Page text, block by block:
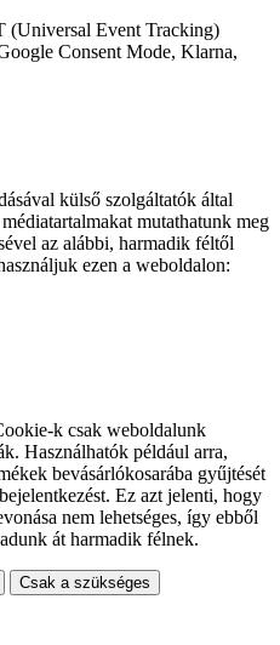
(Universal Event Tracking)
Consent Mode, Klarna,
külső szolgáltatók által
mutathatunk meg
az alábbi, harmadik féltől
ezen a weboldalon:
k csak weboldalunk
Használhatók például arra,
bevásárlókosarába gyűjtését
Ez azt jelenti, hogy
nem lehetséges, így ebből
át harmadik félnek.
Csak a szükséges